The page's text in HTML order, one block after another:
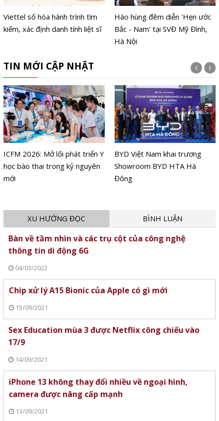
Viettel số hóa hành trình tìm
kiếm, xác định danh tính liệt sĩ
Hào hùng đêm diễn 'Hẹn ước
Bắc - Nam' tại SVĐ Mỹ Đình,
Hà Nội
TIN MỚI CẬP NHẬT
ICFM 2026: Mở lối phát triển Y
học bào thai trong kỷ nguyên
mới
BYD Việt Nam khai trương
Showroom BYD HTA Hà
Đông
XU HƯỚNG ĐỌC BÌNH LUẬN
Bàn về tầm nhìn và các trụ cột của công nghệ
thông tin di động 6G
04/03/2022
Chip xử lý A15 Bionic của Apple có gì mới
15/09/2021
Sex Education mùa 3 được Netflix công chiếu vào
17/9
14/09/2021
iPhone 13 không thay đổi nhiều về ngoại hình,
camera được nâng cấp mạnh
13/09/2021